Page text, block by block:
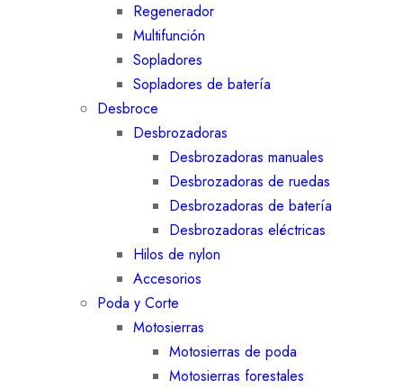
Regenerador
Multifunción
Sopladores
Sopladores de batería
Desbroce
Desbrozadoras
Desbrozadoras manuales
Desbrozadoras de ruedas
Desbrozadoras de batería
Desbrozadoras eléctricas
Hilos de nylon
Accesorios
Poda y Corte
Motosierras
Motosierras de poda
Motosierras forestales